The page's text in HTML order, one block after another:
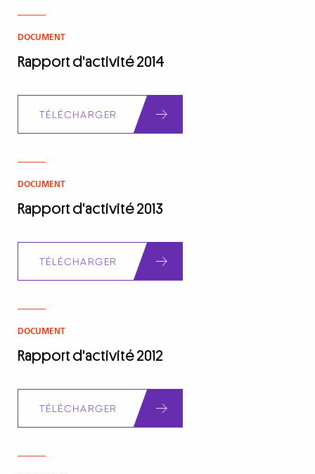
DOCUMENT
Rapport d'activité 2014
TÉLÉCHARGER
DOCUMENT
Rapport d'activité 2013
TÉLÉCHARGER
DOCUMENT
Rapport d'activité 2012
TÉLÉCHARGER